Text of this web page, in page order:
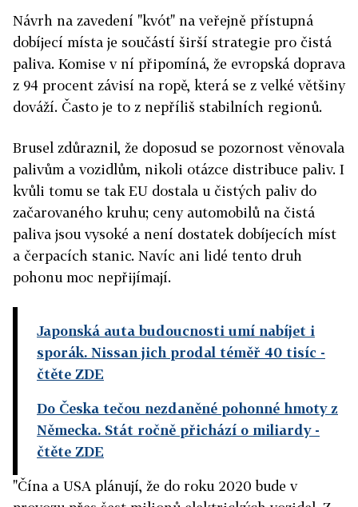
Návrh na zavedení "kvót" na veřejně přístupná
dobíjecí místa je součástí širší strategie pro čistá
paliva. Komise v ní připomíná, že evropská doprava
z 94 procent závisí na ropě, která se z velké většiny
dováží. Často je to z nepříliš stabilních regionů.
Brusel zdůraznil, že doposud se pozornost věnovala
palivům a vozidlům, nikoli otázce distribuce paliv. I
kvůli tomu se tak EU dostala u čistých paliv do
začarovaného kruhu; ceny automobilů na čistá
paliva jsou vysoké a není dostatek dobíjecích míst
a čerpacích stanic. Navíc ani lidé tento druh
pohonu moc nepřijímají.
Japonská auta budoucnosti umí nabíjet i
sporák. Nissan jich prodal téměř 40 tisíc -
čtěte ZDE
Do Česka tečou nezdaněné pohonné hmoty z
Německa. Stát ročně přichází o miliardy-
čtěte ZDE
"Čína a USA plánují, že do roku 2020 bude v